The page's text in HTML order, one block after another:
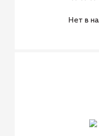
Нет в